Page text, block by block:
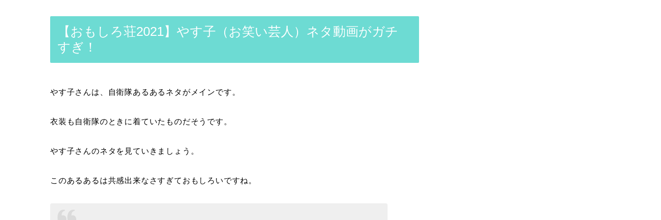
【おもしろ荘2021】やす子（お笑い芸人）ネタ動画がガチ
すぎ！
やす子さんは、自衛隊あるあるネタがメインです。
衣装も自衛隊のときに着ていたものだそうです。
やす子さんのネタを見ていきましょう。
このあるあるは共感出来なさすぎておもしろいですね。